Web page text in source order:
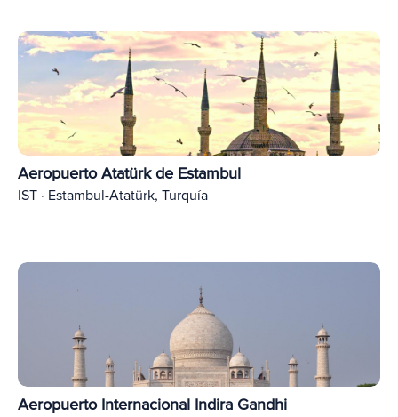
Aeropuerto Atatürk de Estambul
IST · Estambul-Atatürk, Turquía
Aeropuerto Internacional Indira Gandhi